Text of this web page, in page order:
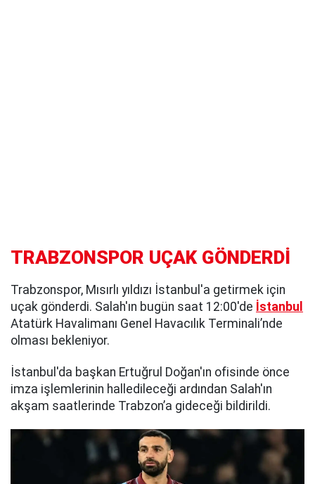
TRABZONSPOR UÇAK GÖNDERDİ
Trabzonspor, Mısırlı yıldızı İstanbul'a getirmek için
uçak gönderdi. Salah'ın bugün saat 12:00'de İstanbul
Atatürk Havalimanı Genel Havacılık Terminali’nde
olması bekleniyor.
İstanbul'da başkan Ertuğrul Doğan'ın ofisinde önce
imza işlemlerinin halledileceği ardından Salah'ın
akşam saatlerinde Trabzon’a gideceği bildirildi.